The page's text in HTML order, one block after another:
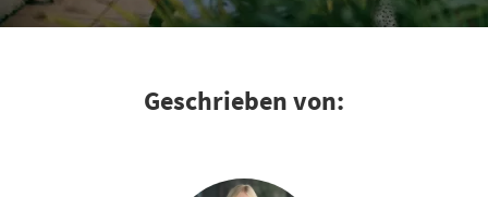
Geschrieben von: